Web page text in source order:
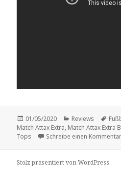
Veröffentlicht
am
01/05/2020 Kategorien
Reviews
Match Attax Extra, Match Attax Extra
Tops
Schreibe einen Kommentar
Stolz präsentiert von WordPress